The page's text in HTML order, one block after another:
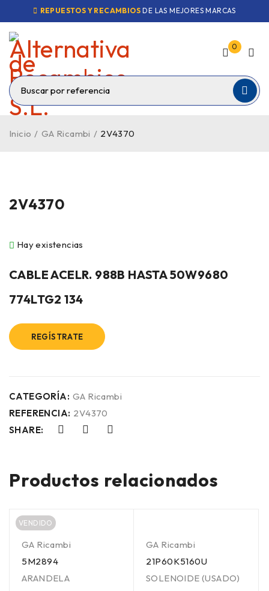
REPUESTOS Y RECAMBIOS DE LAS MEJORES MARCAS
0
Inicio / GA Ricambi / 2V4370
2V4370
Hay existencias
CABLE ACELR. 988B HASTA 50W9680
774LTG2 134
REGÍSTRATE
CATEGORÍA: GA Ricambi
REFERENCIA: 2V4370
SHARE:
Productos relacionados
VENDIDO
GA Ricambi
5M2894
ARANDELA
GA Ricambi
21P60K5160U
SOLENOIDE (USADO)